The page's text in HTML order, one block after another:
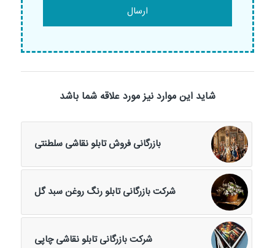
شاید این موارد نیز مورد علاقه شما باشد
بازرگانی فروش تابلو نقاشی سلطنتی
شرکت بازرگانی تابلو رنگ روغن سبد گل
شرکت بازرگانی تابلو نقاشی چاپی